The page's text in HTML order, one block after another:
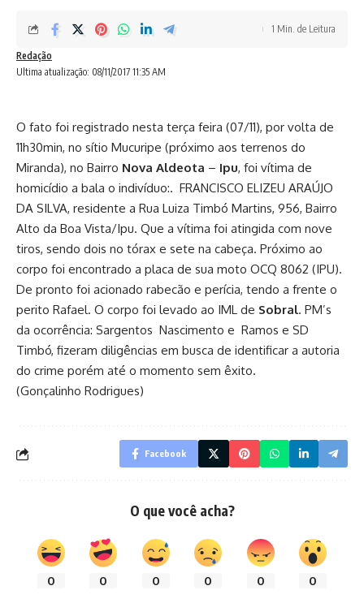
Ultima atualização: 08/11/2017 11:35 AM
Redação
1 Min. de Leitura
O fato foi registrado nesta terça feira (07/11), por volta de
11h30min, no sítio Mucuripe (próximo aos terrenos do
Miranda), no Bairro Nova Aldeota – Ipu, foi vítima de
homicídio a bala o indivíduo:. FRANCISCO ELIZEU ARAÚJO
DA SILVA, residente a Rua Luiza Timbó Martins, 956, Bairro
Alto da Boa Vista/Ipu. Que a vítima foi atingida com nove
tiros, sendo dois no tórax e sete na cabeça. Próximo ao
corpo foi encontrado a placa de sua moto OCQ 8062 (IPU).
De pronto foi acionado rabecão e perícia, tendo a frente o
perito Rafael. O corpo foi levado ao IML de Sobral. PM’s
da ocorrência: Sargentos Nascimento e Ramos e SD
Timbó, fizeram diligências em busca de identificar a autoria
do crime porém até o momento sem êxito.
(Gonçalinho Rodrigues)
Facebook
O que você acha?
0 0 0 0 0 0